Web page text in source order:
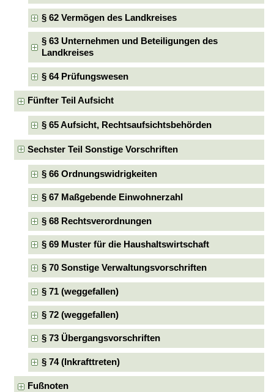
§ 62 Vermögen des Landkreises
§ 63 Unternehmen und Beteiligungen des
Landkreises
§ 64 Prüfungswesen
Fünfter Teil Aufsicht
§ 65 Aufsicht, Rechtsaufsichtsbehörden
Sechster Teil Sonstige Vorschriften
§ 66 Ordnungswidrigkeiten
§ 67 Maßgebende Einwohnerzahl
§ 68 Rechtsverordnungen
§ 69 Muster für die Haushaltswirtschaft
§ 70 Sonstige Verwaltungsvorschriften
§ 71 (weggefallen)
§ 72 (weggefallen)
§ 73 Übergangsvorschriften
§ 74 (Inkrafttreten)
Fußnoten